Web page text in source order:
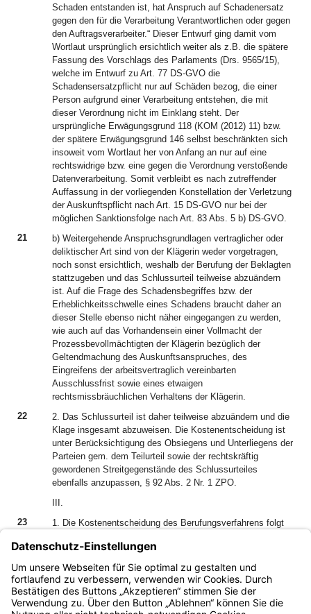
Schaden entstanden ist, hat Anspruch auf Schadenersatz
gegen den für die Verarbeitung Verantwortlichen oder gegen
den Auftragsverarbeiter.“ Dieser Entwurf ging damit vom
Wortlaut ursprünglich ersichtlich weiter als z.B. die spätere
Fassung des Vorschlags des Parlaments (Drs. 9565/15),
welche im Entwurf zu Art. 77 DS-GVO die
Schadensersatzpflicht nur auf Schäden bezog, die einer
Person aufgrund einer Verarbeitung entstehen, die mit
dieser Verordnung nicht im Einklang steht. Der
ursprüngliche Erwägungsgrund 118 (KOM (2012) 11) bzw.
der spätere Erwägungsgrund 146 selbst beschränkten sich
insoweit vom Wortlaut her von Anfang an nur auf eine
rechtswidrige bzw. eine gegen die Verordnung verstoßende
Datenverarbeitung. Somit verbleibt es nach zutreffender
Auffassung in der vorliegenden Konstellation der Verletzung
der Auskunftspflicht nach Art. 15 DS-GVO nur bei der
möglichen Sanktionsfolge nach Art. 83 Abs. 5 b) DS-GVO.
21
b) Weitergehende Anspruchsgrundlagen vertraglicher oder
deliktischer Art sind von der Klägerin weder vorgetragen,
noch sonst ersichtlich, weshalb der Berufung der Beklagten
stattzugeben und das Schlussurteil teilweise abzuändern
ist. Auf die Frage des Schadensbegriffes bzw. der
Erheblichkeitsschwelle eines Schadens braucht daher an
dieser Stelle ebenso nicht näher eingegangen zu werden,
wie auch auf das Vorhandensein einer Vollmacht der
Prozessbevollmächtigten der Klägerin bezüglich der
Geltendmachung des Auskunftsanspruches, des
Eingreifens der arbeitsvertraglich vereinbarten
Ausschlussfrist sowie eines etwaigen
rechtsmissbräuchlichen Verhaltens der Klägerin.
22
2. Das Schlussurteil ist daher teilweise abzuändern und die
Klage insgesamt abzuweisen. Die Kostenentscheidung ist
unter Berücksichtigung des Obsiegens und Unterliegens der
Parteien gem. dem Teilurteil sowie der rechtskräftig
gewordenen Streitgegenstände des Schlussurteiles
ebenfalls anzupassen, § 92 Abs. 2 Nr. 1 ZPO.
III.
23
1. Die Kostenentscheidung des Berufungsverfahrens folgt
2. Die Revision ist zuzulassen, da diese Entscheidung von
Entscheidungen anderer Landesarbeitsgerichte abweicht
und auf dieser Abweichung beruht, § 72 Abs. 2 Nr. 2 ArbGG